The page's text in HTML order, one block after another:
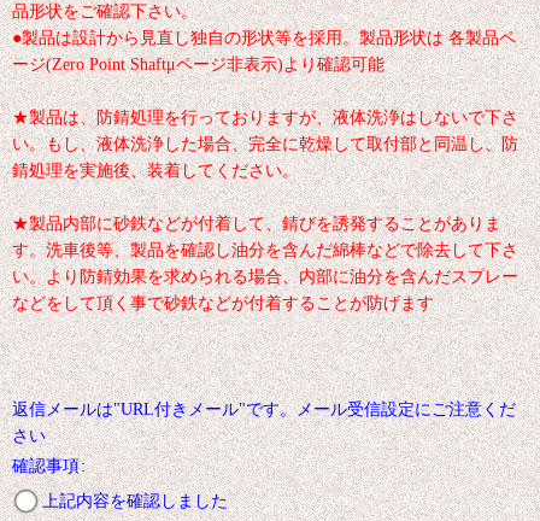
品形状をご確認下さい。
●製品は設計から見直し独自の形状等を採用。製品形状は 各製品ペ
ージ(Zero Point Shaftμページ非表示)より確認可能
★製品は、防錆処理を行っておりますが、液体洗浄はしないで下さ
い。もし、液体洗浄した場合、完全に乾燥して取付部と同温し、防
錆処理を実施後、装着してください。
★製品内部に砂鉄などが付着して、錆びを誘発することがありま
す。洗車後等、製品を確認し油分を含んだ綿棒などで除去して下さ
い。より防錆効果を求められる場合、内部に油分を含んだスプレー
などをして頂く事で砂鉄などが付着することが防げます
返信メールは"URL付きメール"です。メール受信設定にご注意くだ
さい
確認事項:
上記内容を確認しました